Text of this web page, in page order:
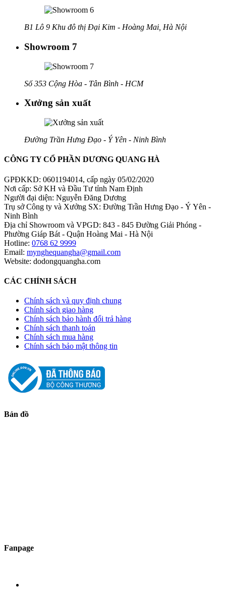
B1 Lô 9 Khu đô thị Đại Kim - Hoàng Mai, Hà Nội
Showroom 7
Số 353 Cộng Hòa - Tân Bình - HCM
Xưởng sản xuất
Đường Trần Hưng Đạo - Ý Yên - Ninh Bình
CÔNG TY CỔ PHẦN DƯƠNG QUANG HÀ
GPĐKKD: 0601194014, cấp ngày 05/02/2020
Nơi cấp: Sở KH và Đầu Tư tỉnh Nam Định
Người đại diện: Nguyễn Đăng Dương
Trụ sở Công ty và Xưởng SX: Đường Trần Hưng Đạo - Ý Yên -
Ninh Bình
Địa chỉ Showroom và VPGD: 843 - 845 Đường Giải Phóng -
Phường Giáp Bát - Quận Hoàng Mai - Hà Nội
Hotline: 0768 62 9999
Email: mynghequangha@gmail.com
Website: dodongquangha.com
CÁC CHÍNH SÁCH
Chính sách và quy định chung
Chính sách giao hàng
Chính sách bảo hành đổi trả hàng
Chính sách thanh toán
Chính sách mua hàng
Chính sách bảo mật thông tin
Bản đồ
Fanpage